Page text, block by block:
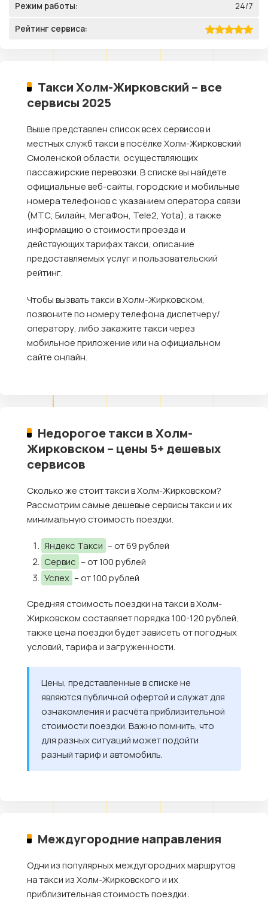
Режим работы: 24/7
Рейтинг сервиса:
Такси Холм-Жирковский – все
сервисы 2025
Выше представлен список всех сервисов и
местных служб такси в посёлке Холм-Жирковский
Смоленской области, осуществляющих
пассажирские перевозки. В списке вы найдете
официальные веб-сайты, городские и мобильные
номера телефонов с указанием оператора связи
(МТС, Билайн, МегаФон, Tele2, Yota), а также
информацию о стоимости проезда и
действующих тарифах такси, описание
предоставляемых услуг и пользовательский
рейтинг.
Чтобы вызвать такси в Холм-Жирковском,
позвоните по номеру телефона диспетчеру/
оператору, либо закажите такси через
мобильное приложение или на официальном
сайте онлайн.
Недорогое такси в Холм-
Жирковском – цены 5+ дешевых
сервисов
Сколько же стоит такси в Холм-Жирковском?
Рассмотрим самые дешевые сервисы такси и их
минимальную стоимость поездки.
Яндекс Такси – от 69 рублей
Сервис – от 100 рублей
Успех – от 100 рублей
Средняя стоимость поездки на такси в Холм-
Жирковском составляет порядка 100-120 рублей,
также цена поездки будет зависеть от погодных
условий, тарифа и загруженности.
Цены, представленные в списке не
являются публичной офертой и служат для
ознакомления и расчёта приблизительной
стоимости поездки. Важно помнить, что
для разных ситуаций может подойти
разный тариф и автомобиль.
Междугородние направления
Одни из популярных междугородних маршрутов
на такси из Холм-Жирковского и их
приблизительная стоимость поездки: